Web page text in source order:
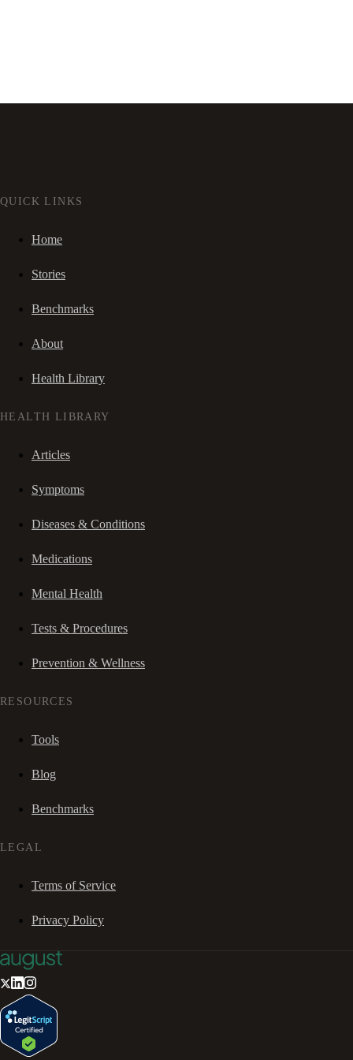
QUICK LINKS
Home
Stories
Benchmarks
About
Health Library
HEALTH LIBRARY
Articles
Symptoms
Diseases & Conditions
Medications
Mental Health
Tests & Procedures
Prevention & Wellness
RESOURCES
Tools
Blog
Benchmarks
LEGAL
Terms of Service
Privacy Policy